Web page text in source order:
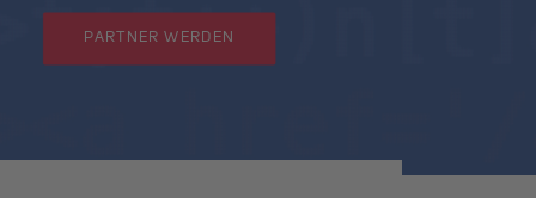
PARTNER WERDEN